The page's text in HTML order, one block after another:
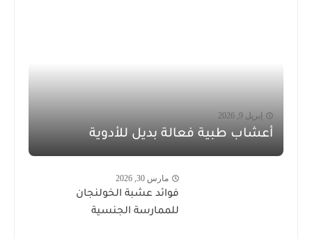
إبريل 9, 2026
أعشاب طبية فعالة بديل للأدوية
مارس 30, 2026
فوائد عشبة الخولنجان
للممارسة الجنسية